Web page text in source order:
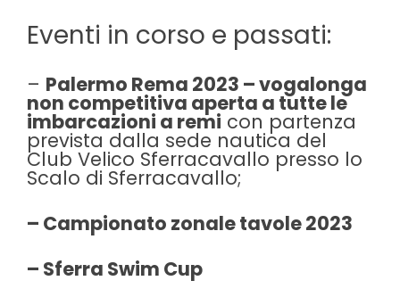
Eventi in corso e passati:
– Palermo Rema 2023 – vogalonga
non competitiva aperta a tutte le
imbarcazioni a remi con partenza
prevista dalla sede nautica del
Club Velico Sferracavallo presso lo
Scalo di Sferracavallo;
– Campionato zonale tavole 2023
– Sferra Swim Cup